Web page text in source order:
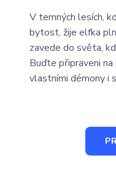
V temných lesích,
bytost, žije elfka
zavede do světa,
Buďte připraveni
vlastními démony i